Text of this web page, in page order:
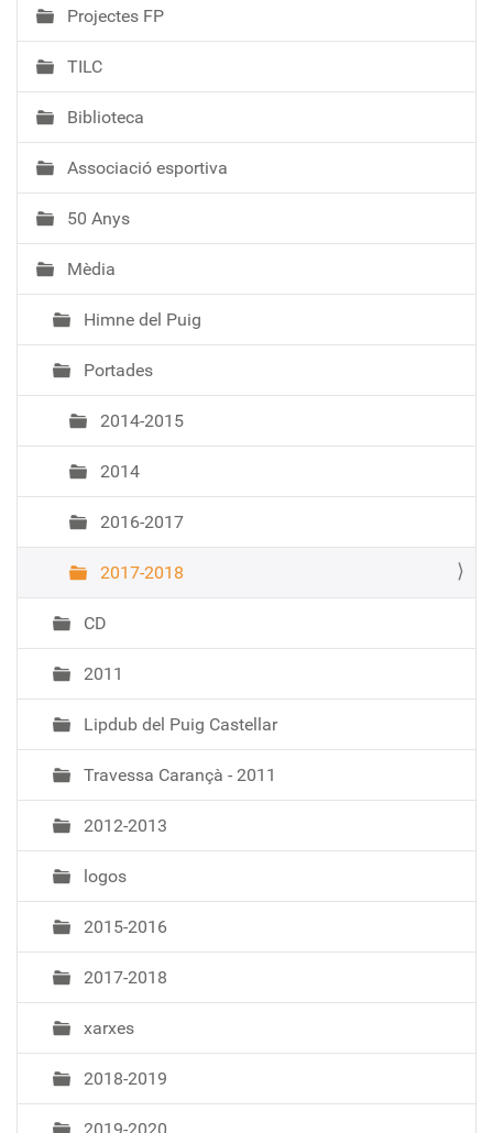
Projectes FP
TILC
Biblioteca
Associació esportiva
50 Anys
Mèdia
Himne del Puig
Portades
2014-2015
2014
2016-2017
2017-2018
CD
2011
Lipdub del Puig Castellar
Travessa Carançà - 2011
2012-2013
logos
2015-2016
2017-2018
xarxes
2018-2019